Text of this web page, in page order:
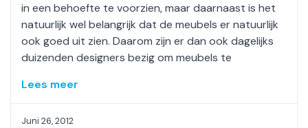
in een behoefte te voorzien, maar daarnaast is het
natuurlijk wel belangrijk dat de meubels er natuurlijk
ook goed uit zien. Daarom zijn er dan ook dagelijks
duizenden designers bezig om meubels te
Lees meer
Juni 26, 2012